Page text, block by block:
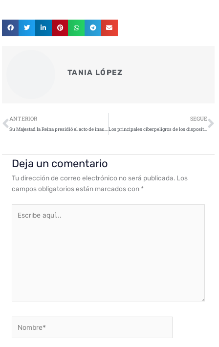
TANIA LÓPEZ
Ant
ANTERIOR
Su Majestad la Reina presidió el acto de inauguración en el Día de Internet Segura 2024
SEGUE
Los principales ciberpeligros de los dispositivos IoT en los hogares
Deja un comentario
Tu dirección de correo electrónico no será publicada. Los
campos obligatorios están marcados con *
aquí...